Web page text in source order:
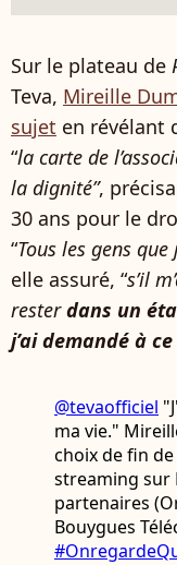
Sur le plateau de
Teva, Mireille
sujet en révélant
“la carte de
la dignité”,
30 ans pour le
“Tous les gens
elle assuré, “s’il
resterdans un
j’ai demandé à
@tevaofficiel
ma vie."
choix de fin
streaming sur
partenaires
Bouygues